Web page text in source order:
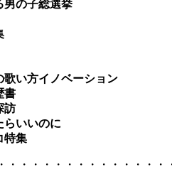
男の子総選挙
歌い方イノベーション
書
訪
らいいのに
特集
・・・・・・・・・・・・・・